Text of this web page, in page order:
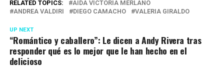
RELATED TOPICS:
AIDA VICTORIA MERLANO
ANDREA VALDIRI
DIEGO CAMACHO VALERIA GIRALDO
UP NEXT
“Romántico y caballero”: Le dicen a Andy Rivera tras
responder qué es lo mejor que le han hecho en el
delicioso